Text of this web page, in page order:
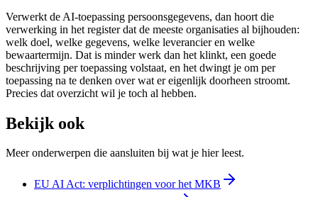
Verwerkt de AI-toepassing persoonsgegevens, dan hoort die
verwerking in het register dat de meeste organisaties al bijhouden:
welk doel, welke gegevens, welke leverancier en welke
bewaartermijn. Dat is minder werk dan het klinkt, een goede
beschrijving per toepassing volstaat, en het dwingt je om per
toepassing na te denken over wat er eigenlijk doorheen stroomt.
Precies dat overzicht wil je toch al hebben.
Bekijk ook
Meer onderwerpen die aansluiten bij wat je hier leest.
EU AI Act: verplichtingen voor het MKB